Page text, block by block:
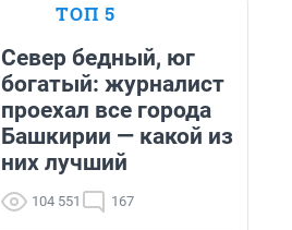
ТОП 5
Север бедный, юг
богатый: журналист
проехал все города
Башкирии — какой из
них лучший
104 551 167